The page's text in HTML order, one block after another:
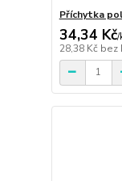
Příchytka
34,34 Kč/
28,38 Kč bez